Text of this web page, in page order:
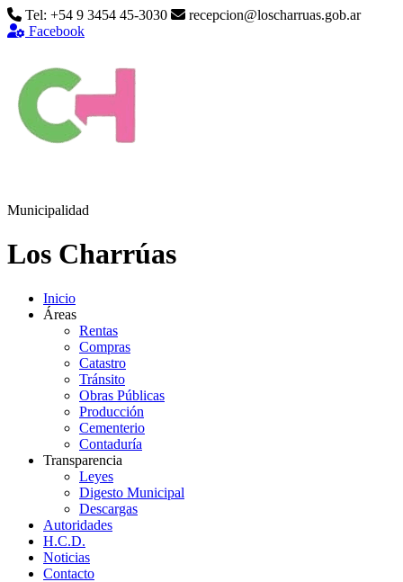
Tel: +54 9 3454 45-3030
recepcion@loscharruas.gob.ar
Facebook
Municipalidad
Los Charrúas
Inicio
Áreas
Rentas
Compras
Catastro
Tránsito
Obras Públicas
Producción
Cementerio
Contaduría
Transparencia
Leyes
Digesto Municipal
Descargas
Autoridades
H.C.D.
Noticias
Contacto